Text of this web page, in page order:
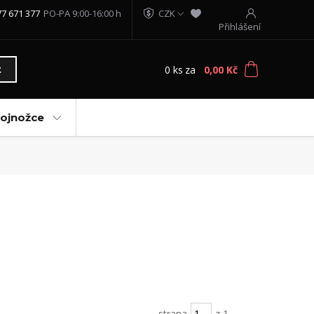
CZK
Přihlášení
671 377 PO-PA 9:00-16:00 h
0 ks za 0,00 Kč